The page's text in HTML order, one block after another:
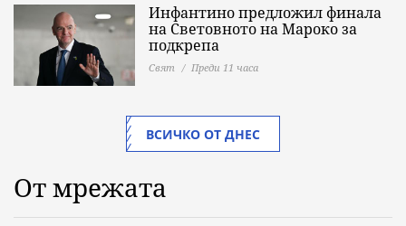
Инфантино предложил финала
на Световното на Мароко за
подкрепа
Свят Преди 11 часа
ВСИЧКО ОТ ДНЕС
От мрежата